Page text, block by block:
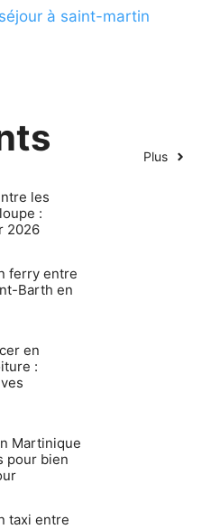
séjour à saint-martin
Plus
les
:
2026
ferry entre
Barth en
en
:
Martinique
pour bien
taxi entre